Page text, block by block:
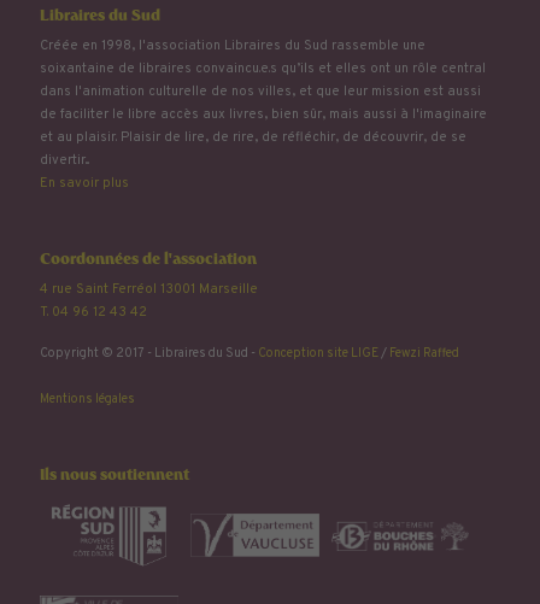
Libraires du Sud
Créée en 1998, l'association Libraires du Sud rassemble une
soixantaine de libraires convaincu.e.s qu’ils et elles ont un rôle central
dans l'animation culturelle de nos villes, et que leur mission est aussi
de faciliter le libre accès aux livres, bien sûr, mais aussi à l'imaginaire
et au plaisir. Plaisir de lire, de rire, de réfléchir, de découvrir, de se
divertir...
En savoir plus
Coordonnées de l'association
4 rue Saint Ferréol 13001 Marseille
T. 04 96 12 43 42
Copyright © 2017 - Libraires du Sud - Conception site LIGE/ Fewzi Raffed
Mentions légales
Ils nous soutiennent